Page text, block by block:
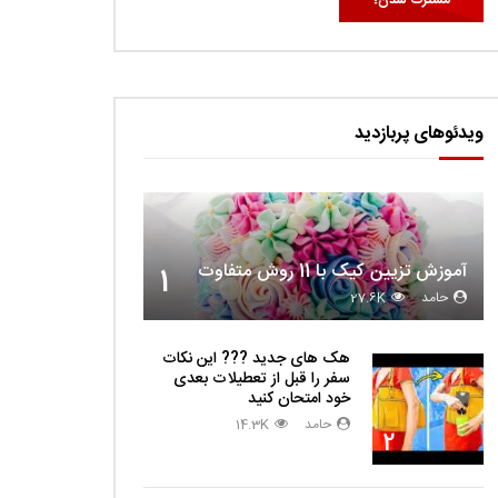
ویدئوهای پربازدید
1 آموزش تزیین کیک با 11 روش متفاوت
حامد 27.6K
2
هک های جدید ??️? این نکات
سفر را قبل از تعطیلات بعدی
خود امتحان کنید
حامد 14.3K